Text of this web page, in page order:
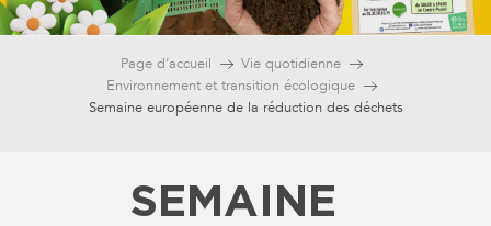
Page d’accueil
Vie quotidienne
Environnement et transition écologique
Semaine européenne de la réduction des déchets
SEMAINE